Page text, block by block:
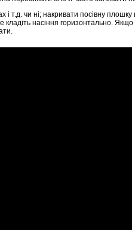
і т.д. чи ні; накривати посівну
насіння горизонтально.